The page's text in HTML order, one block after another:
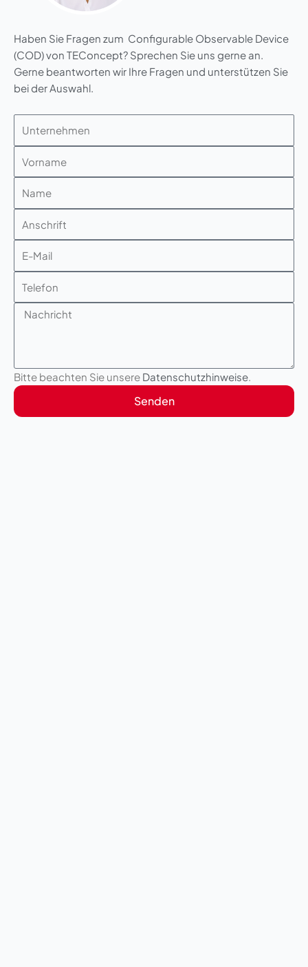
Haben Sie Fragen zum Configurable Observable Device
(COD) von TEConcept? Sprechen Sie uns gerne an.
Gerne beantworten wir Ihre Fragen und unterstützen Sie
bei der Auswahl.
Mail
Nachricht
Bitte beachten Sie unsere Datenschutzhinweise.
Senden